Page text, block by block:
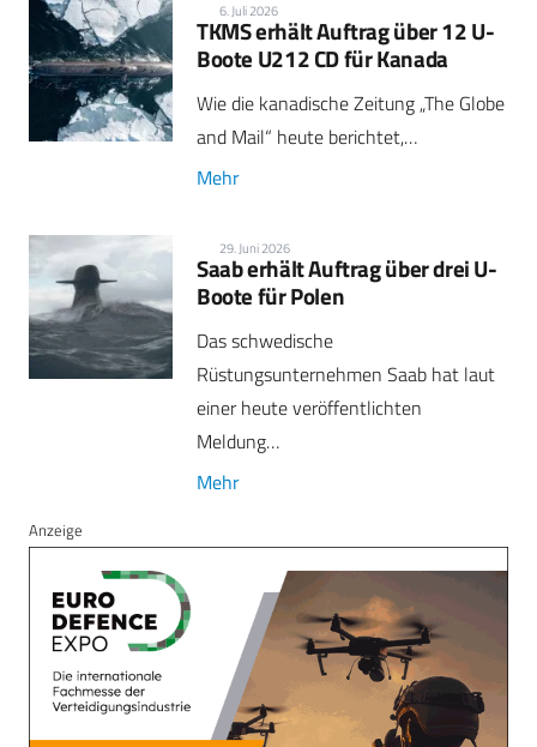
6. Juli 2026
TKMS erhält Auftrag über 12 U-
Boote U212 CD für Kanada
Wie die kanadische Zeitung „The Globe
and Mail“ heute berichtet,…
Mehr
29. Juni 2026
Saab erhält Auftrag über drei U-
Boote für Polen
Das schwedische
Rüstungsunternehmen Saab hat laut
einer heute veröffentlichten
Meldung…
Mehr
Anzeige